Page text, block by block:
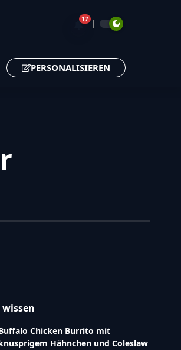
🔔17
PERSONALISIEREN
Chicken Burrito mit
Hähnchen und Coleslaw